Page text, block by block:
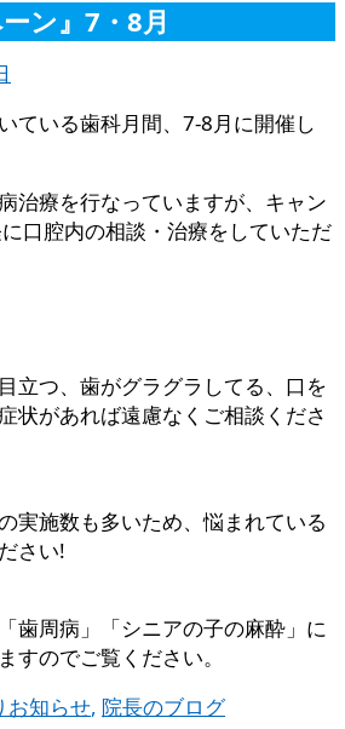
ン』7・8月
ている歯科月間、7-8月に開催し
治療を行なっていますが、キャン
口腔内の相談・治療をしていただ
立つ、歯がグラグラしてる、口を
状があれば遠慮なくご相談くださ
実施数も多いため、悩まれている
さい!
歯周病」「シニアの子の麻酔」に
すのでご覧ください。
お知らせ, 院長のブログ